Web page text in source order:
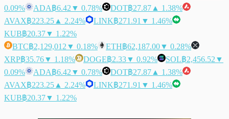
0.09%
ADA฿6.42 ▼ 0.78% DOT฿27.87 ▲ 1.38%
AVAX฿223.25 ▲ 2.24% LINK฿271.91 ▼ 1.46%
KUB฿20.37▼ 1.22%
BTC฿2,129,012 ▼ 0.18% ETH฿62,187.00▼ 0.28%
XRP฿35.76▼ 1.18% DOGE฿2.33▼ 0.92% SOL฿2,456.52 ▼
0.09%
ADA฿6.42 ▼ 0.78% DOT฿27.87 ▲ 1.38%
AVAX฿223.25 ▲ 2.24% LINK฿271.91 ▼ 1.46%
KUB฿20.37▼ 1.22%